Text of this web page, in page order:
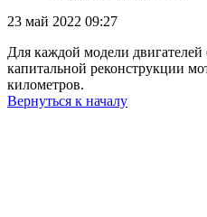
23 май 2022 09:27
Для каждой модели двигателей
капитальной реконструкции
километров.
Вернуться к началу